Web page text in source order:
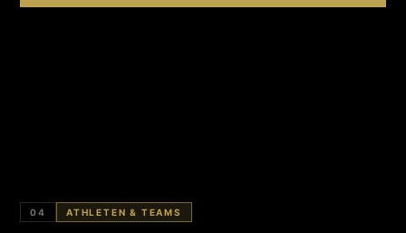
04 ATHLETEN & TEAMS